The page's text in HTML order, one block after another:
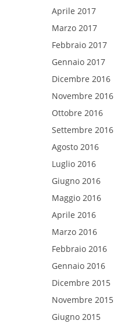
Aprile 2017
Marzo 2017
Febbraio 2017
Gennaio 2017
Dicembre 2016
Novembre 2016
Ottobre 2016
Settembre 2016
Agosto 2016
Luglio 2016
Giugno 2016
Maggio 2016
Aprile 2016
Marzo 2016
Febbraio 2016
Gennaio 2016
Dicembre 2015
Novembre 2015
Giugno 2015